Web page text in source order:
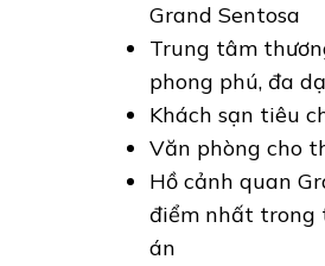
Grand Sentosa
Trung tâm
phong phú, đa
Khách sạn tiêu
Văn phòng cho
Hồ cảnh quan
điểm nhất trong
án